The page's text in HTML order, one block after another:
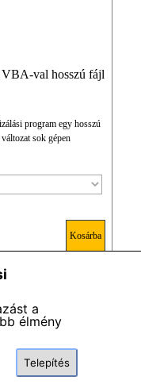
val hosszú fájl
program egy hosszú
sok gépen
Kosárba
- Impresszum
feltételek
a
élmény
Telepítés